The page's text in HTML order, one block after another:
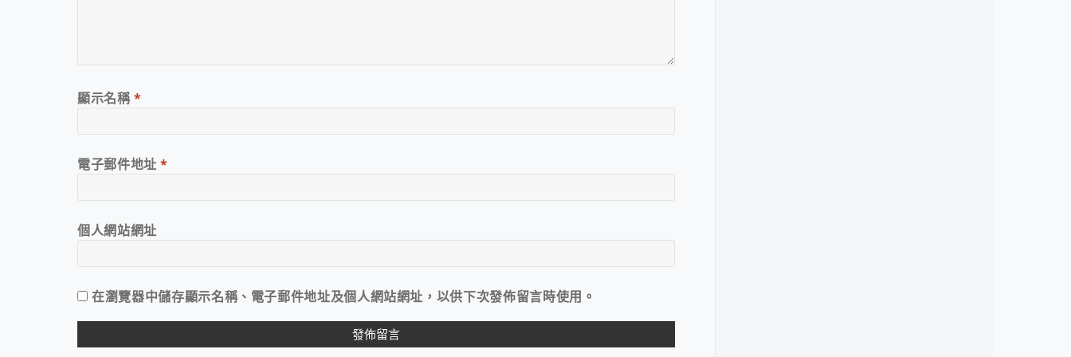
顯示名稱*
電子郵件地址*
個人網站網址
在瀏覽器中儲存顯示名稱、電子郵件地址及個人網站網址，以供下次發佈留言時使用。